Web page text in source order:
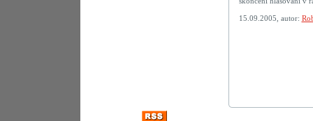
15.09.2005, autor: